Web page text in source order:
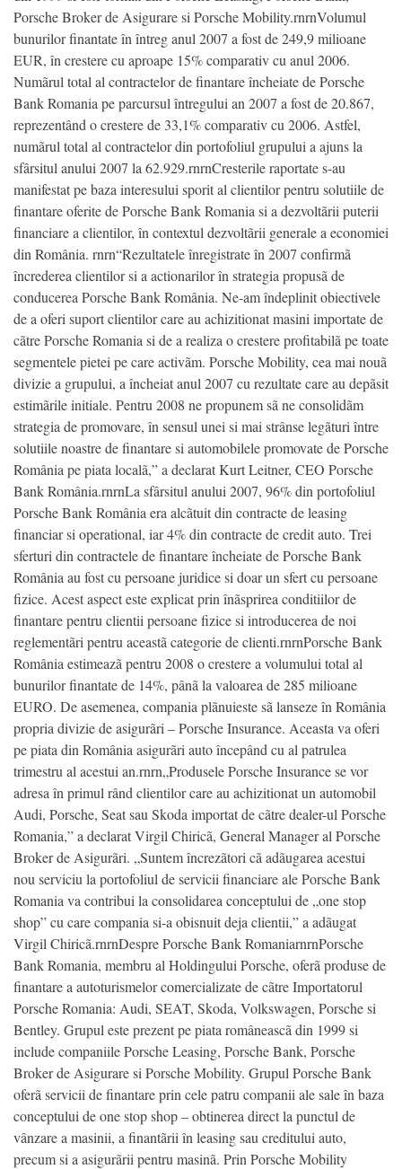
Porsche Broker de Asigurare si Porsche Mobility.rnrnVolumul
bunurilor finantate în întreg anul 2007 a fost de 249,9 milioane
EUR, în crestere cu aproape 15% comparativ cu anul 2006.
Numãrul total al contractelor de finantare încheiate de Porsche
Bank Romania pe parcursul întregului an 2007 a fost de 20.867,
reprezentând o crestere de 33,1% comparativ cu 2006. Astfel,
numãrul total al contractelor din portofoliul grupului a ajuns la
sfârsitul anului 2007 la 62.929.rnrnCresterile raportate s-au
manifestat pe baza interesului sporit al clientilor pentru solutiile de
finantare oferite de Porsche Bank Romania si a dezvoltãrii puterii
financiare a clientilor, în contextul dezvoltãrii generale a economiei
din România. rnrn“Rezultatele înregistrate în 2007 confirmã
încrederea clientilor si a actionarilor în strategia propusã de
conducerea Porsche Bank România. Ne-am îndeplinit obiectivele
de a oferi suport clientilor care au achizitionat masini importate de
cãtre Porsche Romania si de a realiza o crestere profitabilã pe toate
segmentele pietei pe care activãm. Porsche Mobility, cea mai nouã
divizie a grupului, a încheiat anul 2007 cu rezultate care au depãsit
estimãrile initiale. Pentru 2008 ne propunem sã ne consolidãm
strategia de promovare, în sensul unei si mai strânse legãturi între
solutiile noastre de finantare si automobilele promovate de Porsche
România pe piata localã,” a declarat Kurt Leitner, CEO Porsche
Bank România.rnrnLa sfârsitul anului 2007, 96% din portofoliul
Porsche Bank România era alcãtuit din contracte de leasing
financiar si operational, iar 4% din contracte de credit auto. Trei
sferturi din contractele de finantare încheiate de Porsche Bank
România au fost cu persoane juridice si doar un sfert cu persoane
fizice. Acest aspect este explicat prin înãsprirea conditiilor de
finantare pentru clientii persoane fizice si introducerea de noi
reglementãri pentru aceastã categorie de clienti.rnrnPorsche Bank
România estimeazã pentru 2008 o crestere a volumului total al
bunurilor finantate de 14%, pânã la valoarea de 285 milioane
EURO. De asemenea, compania plãnuieste sã lanseze în România
propria divizie de asigurãri – Porsche Insurance. Aceasta va oferi
pe piata din România asigurãri auto începând cu al patrulea
trimestru al acestui an.rnrn„Produsele Porsche Insurance se vor
adresa în primul rând clientilor care au achizitionat un automobil
Audi, Porsche, Seat sau Skoda importat de cãtre dealer-ul Porsche
Romania,” a declarat Virgil Chiricã, General Manager al Porsche
Broker de Asigurãri. „Suntem încrezãtori cã adãugarea acestui
nou serviciu la portofoliul de servicii financiare ale Porsche Bank
Romania va contribui la consolidarea conceptului de „one stop
shop” cu care compania si-a obisnuit deja clientii,” a adãugat
Virgil Chiricã.rnrnDespre Porsche Bank RomaniarnrnPorsche
Bank Romania, membru al Holdingului Porsche, oferã produse de
finantare a autoturismelor comercializate de cãtre Importatorul
Porsche Romania: Audi, SEAT, Skoda, Volkswagen, Porsche si
Bentley. Grupul este prezent pe piata româneascã din 1999 si
include companiile Porsche Leasing, Porsche Bank, Porsche
Broker de Asigurare si Porsche Mobility. Grupul Porsche Bank
oferã servicii de finantare prin cele patru companii ale sale în baza
conceptului de one stop shop – obtinerea direct la punctul de
vânzare a masinii, a finantãrii în leasing sau creditului auto,
precum si a asigurãrii pentru masinã. Prin Porsche Mobility